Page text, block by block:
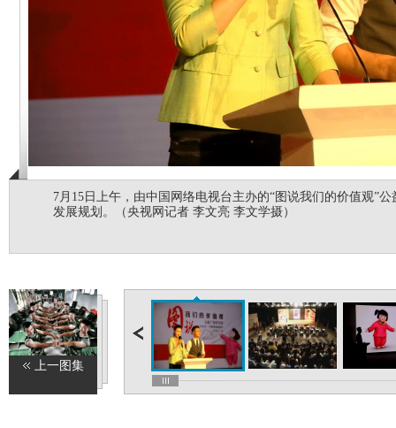
7月15日上午，由中国网络电视台主办的“图说我们的价值观”
发展规划。（央视网记者 李文亮 李文学摄）
上一图集